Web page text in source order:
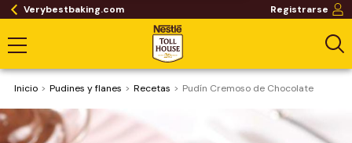
Verybestbaking.com Registrarse
Inicio Pudines y flanes Recetas Pudín Cremoso de Chocolate